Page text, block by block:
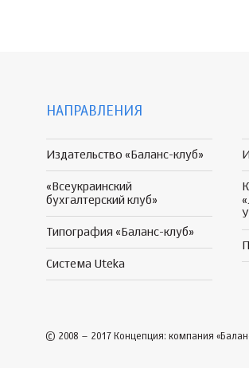
НАПРАВЛЕНИЯ
Издательство «Баланс-клуб»
«Всеукраинский
бухгалтерский клуб»
Типография «Баланс-клуб»
Система Uteka
© 2008 – 2017 Концепция: компания